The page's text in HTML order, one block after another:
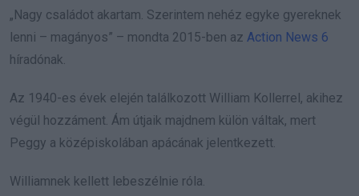
„Nagy családot akartam. Szerintem nehéz egyke gyereknek
lenni – magányos” – mondta 2015-ben az Action News 6
híradónak.
Az 1940-es évek elején találkozott William Kollerrel, akihez
végül hozzáment. Ám útjaik majdnem külön váltak, mert
Peggy a középiskolában apácának jelentkezett.
Williamnek kellett lebeszélnie róla.